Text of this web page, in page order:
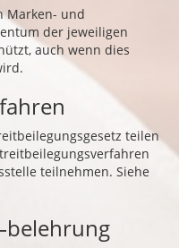
Marken- und
der jeweiligen
auch wenn dies
teilen
teilnehmen. Siehe